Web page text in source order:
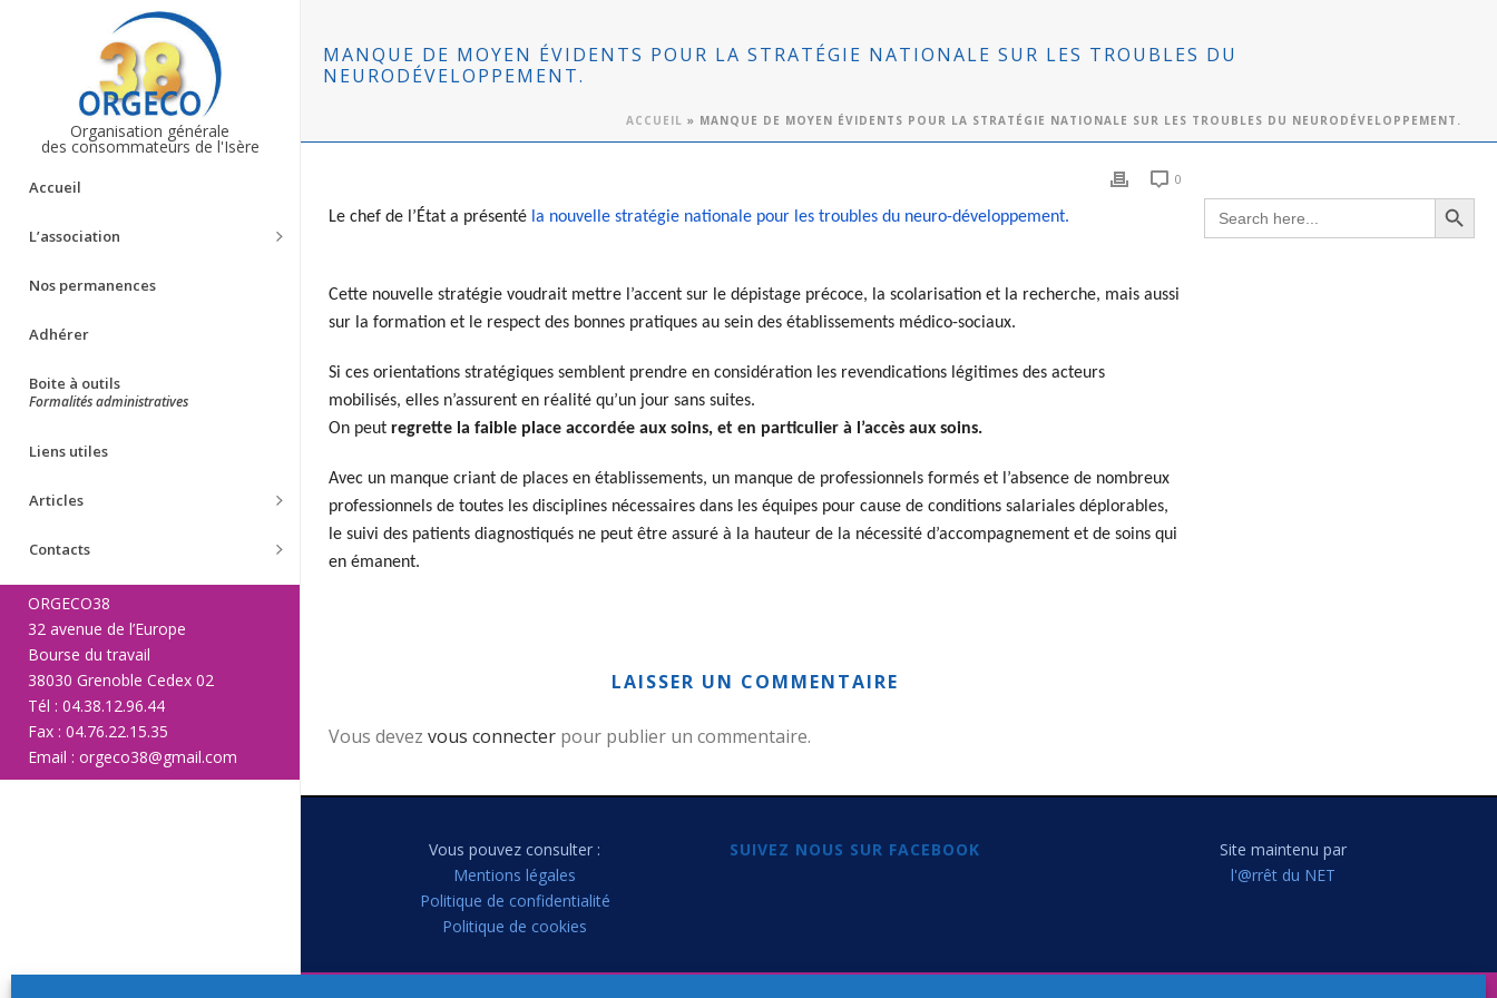
Organisation générale
des consommateurs de l'Isère
Accueil
L’association
Nos permanences
Adhérer
Boite à outils
Formalités administratives
Liens utiles
Articles
Contacts
ORGECO38
32 avenue de l’Europe
Bourse du travail
38030 Grenoble Cedex 02
Tél : 04.38.12.96.44
Fax : 04.76.22.15.35
Email : orgeco38@gmail.com
MANQUE DE MOYEN ÉVIDENTS POUR LA STRATÉGIE NATIONALE SUR LES TROUBLES DU
NEURODÉVELOPPEMENT.
ACCUEIL » MANQUE DE MOYEN ÉVIDENTS POUR LA STRATÉGIE NATIONALE SUR LES TROUBLES DU NEURODÉVELOPPEMENT.
0
Le chef de l’État a présenté la nouvelle stratégie nationale pour les troubles du neuro-développement.
Cette nouvelle stratégie voudrait mettre l’accent sur le dépistage précoce, la scolarisation et la recherche, mais aussi
sur la formation et le respect des bonnes pratiques au sein des établissements médico-sociaux.
Si ces orientations stratégiques semblent prendre en considération les revendications légitimes des acteurs
mobilisés, elles n’assurent en réalité qu’un jour sans suites.
On peut regrette la faible place accordée aux soins, et en particulier à l’accès aux soins.
Avec un manque criant de places en établissements, un manque de professionnels formés et l’absence de nombreux
professionnels de toutes les disciplines nécessaires dans les équipes pour cause de conditions salariales déplorables,
le suivi des patients diagnostiqués ne peut être assuré à la hauteur de la nécessité d’accompagnement et de soins qui
en émanent.
LAISSER UN COMMENTAIRE
Vous devez vous connecter pour publier un commentaire.
Search
for:
Search Button
Vous pouvez consulter :
Mentions légales
Politique de confidentialité
Politique de cookies
SUIVEZ NOUS SUR FACEBOOK
Site maintenu par
l'@rrêt du NET